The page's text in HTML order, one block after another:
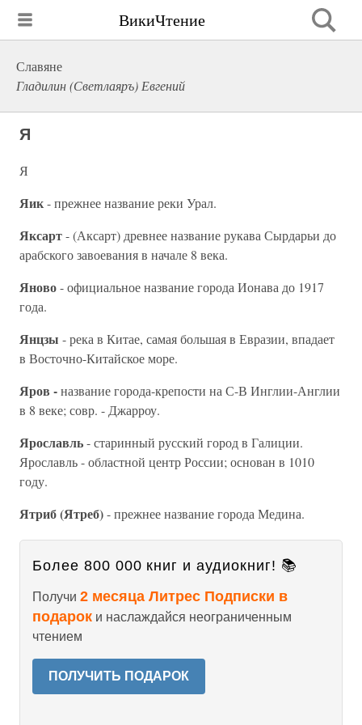
ВикиЧтение
Славяне
Гладилин (Светлаяръ) Евгений
Я
Я
Яик- прежнее название реки Урал.
Яксарт- (Аксарт) древнее название рукава Сырдарьи до
арабского завоевания в начале 8 века.
Яново- официальное название города Ионава до 1917
года.
Янцзы - река в Китае, самая большая в Евразии, впадает
в Восточно-Китайское море.
Яров -название города-крепости на С-В Инглии-Англии
в 8 веке; совр. - Джарроу.
Ярославль- старинный русский город в Галиции.
Ярославль - областной центр России; основан в 1010
году.
Ятриб (Ятреб)- прежнее название города Медина.
Более 800 000 книг и аудиокниг! 📚
Получи 2 месяца Литрес Подписки в
подарок и наслаждайся неограниченным
чтением
ПОЛУЧИТЬ ПОДАРОК